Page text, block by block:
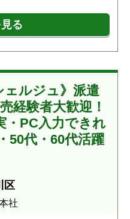
る
ェルジュ》派遣
経験者大歓迎！
・PC入力できれ
50代・60代活躍
区
社